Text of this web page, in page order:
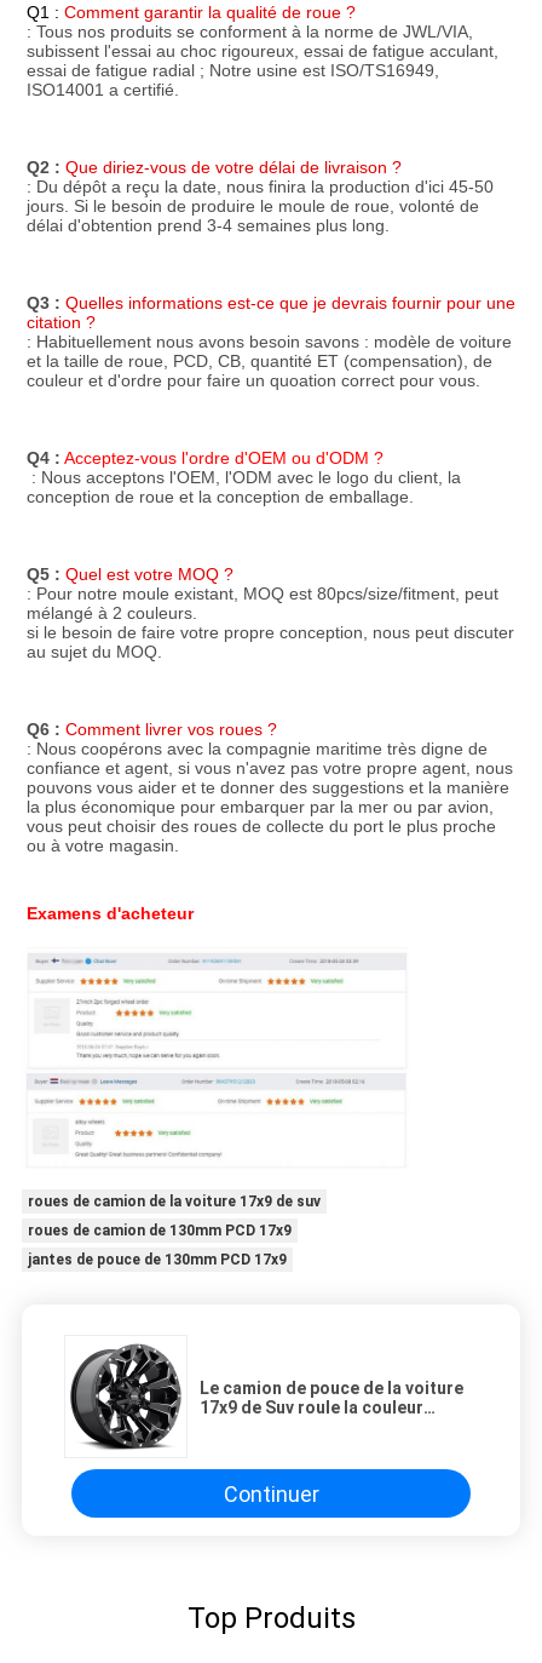
Q1 : Comment garantir la qualité de roue ?
: Tous nos produits se conforment à la norme de JWL/VIA,
subissent l'essai au choc rigoureux, essai de fatigue acculant,
essai de fatigue radial ; Notre usine est ISO/TS16949,
ISO14001 a certifié.
Q2 : Que diriez-vous de votre délai de livraison ?
: Du dépôt a reçu la date, nous finira la production d'ici 45-50
jours. Si le besoin de produire le moule de roue, volonté de
délai d'obtention prend 3-4 semaines plus long.
Q3 : Quelles informations est-ce que je devrais fournir pour une
citation ?
: Habituellement nous avons besoin savons : modèle de voiture
et la taille de roue, PCD, CB, quantité ET (compensation), de
couleur et d'ordre pour faire un quoation correct pour vous.
Q4 : Acceptez-vous l'ordre d'OEM ou d'ODM ?
conception de roue et la conception de emballage.
Q5 : Quel est votre MOQ ?
: Pour notre moule existant, MOQ est 80pcs/size/fitment, peut
mélangé à 2 couleurs.
si le besoin de faire votre propre conception, nous peut discuter
au sujet du MOQ.
Q6 : Comment livrer vos roues ?
: Nous coopérons avec la compagnie maritime très digne de
confiance et agent, si vous n'avez pas votre propre agent, nous
pouvons vous aider et te donner des suggestions et la manière
la plus économique pour embarquer par la mer ou par avion,
vous peut choisir des roues de collecte du port le plus proche
ou à votre magasin.
Examens d'acheteur
roues de camion de la voiture 17x9 de suv
roues de camion de 130mm PCD 17x9
jantes de pouce de 130mm PCD 17x9
Le camion de pouce de la voiture
17x9 de Suv roule la couleur
Continuer
Top Produits